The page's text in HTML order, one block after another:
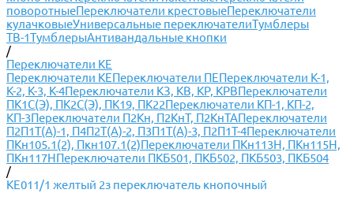
поворотныеПереключатели крестовыеПереключатели
кулачковыеУниверсальные переключателиТумблеры
ТВ-1ТумблерыАнтивандальные кнопки
/
Переключатели КЕ
Переключатели КЕПереключатели ПЕПереключатели К-1,
К-2, К-3, К-4Переключатели КЗ, КВ, КР, КРВПереключатели
ПК1С(Э), ПК2С(Э), ПК19, ПК22Переключатели КП-1, КП-2,
КП-3Переключатели П2Кн, П2КнТ, П2КнТАПереключатели
П2П1Т(А)-1, П4П2Т(А)-2, П3П1Т(А)-3, П2П1Т-4Переключатели
ПКн105.1(2), Пкн107.1(2)Переключатели ПКн113Н, ПКн115Н,
ПКн117НПереключатели ПКБ501, ПКБ502, ПКБ503, ПКБ504
/
КЕ011/1 желтый 2з переключатель кнопочный